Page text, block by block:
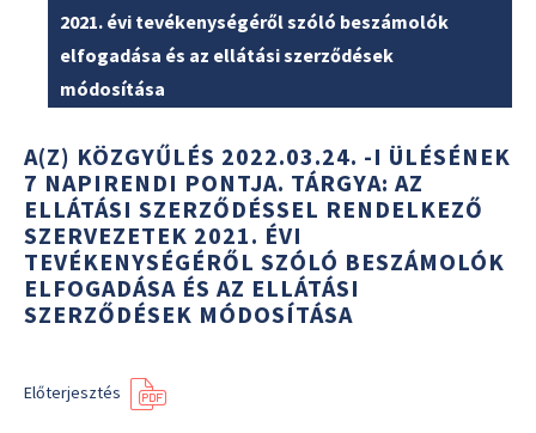
2021. évi tevékenységéről szóló beszámolók
elfogadása és az ellátási szerződések
módosítása
A(Z) KÖZGYŰLÉS 2022.03.24. -I ÜLÉSÉNEK
7 NAPIRENDI PONTJA. TÁRGYA: AZ
ELLÁTÁSI SZERZŐDÉSSEL RENDELKEZŐ
SZERVEZETEK 2021. ÉVI
TEVÉKENYSÉGÉRŐL SZÓLÓ BESZÁMOLÓK
ELFOGADÁSA ÉS AZ ELLÁTÁSI
SZERZŐDÉSEK MÓDOSÍTÁSA
Előterjesztés